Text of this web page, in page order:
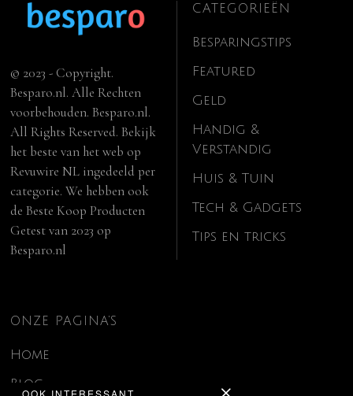
OOK INTERESSANT
© 2023 - Copyright.
Besparo.nl. Alle Rechten
voorbehouden. Besparo.nl.
All Rights Reserved. Bekijk
het beste van het web op
Revuwire NL ingedeeld per
categorie. We hebben ook
deBeste Koop Producten
Getest van 2023 op
Besparo.nl
CATEGORIEËN
Besparingstips
Featured
Geld
Handig &
Verstandig
Huis & Tuin
Tech & Gadgets
Tips en tricks
ONZE PAGINA’S
Home
Blog